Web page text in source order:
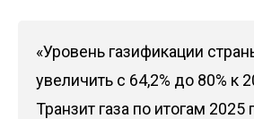
«Уровень газификации
увеличить с 64,2% до 80% к
Транзит газа по итогам 2025